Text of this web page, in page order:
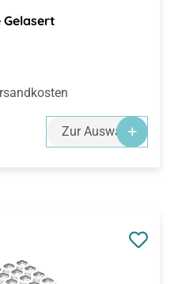
Zur Auswahl